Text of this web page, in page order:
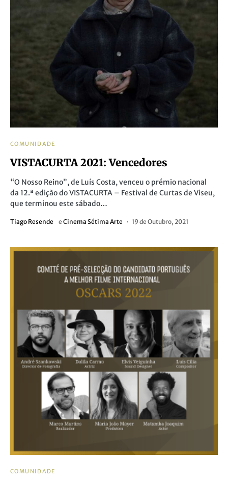
COMUNIDADE
VISTACURTA 2021: Vencedores
“O Nosso Reino”, de Luís Costa, venceu o prémio nacional
da 12.ª edição do VISTACURTA – Festival de Curtas de Viseu,
que terminou este sábado…
Tiago Resende e Cinema Sétima Arte 19 de Outubro, 2021
COMUNIDADE